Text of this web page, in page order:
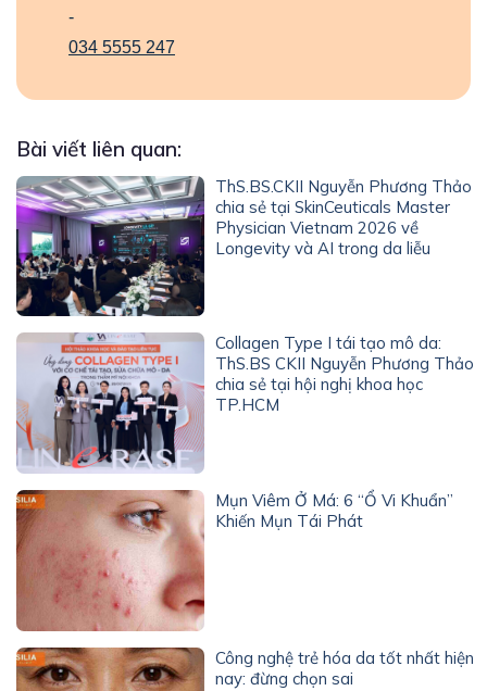
-
034 5555 247
Bài viết liên quan:
ThS.BS.CKII Nguyễn Phương Thảo
chia sẻ tại SkinCeuticals Master
Physician Vietnam 2026 về
Longevity và AI trong da liễu
Collagen Type I tái tạo mô da:
ThS.BS CKII Nguyễn Phương Thảo
chia sẻ tại hội nghị khoa học
TP.HCM
Mụn Viêm Ở Má: 6 “Ổ Vi Khuẩn”
Khiến Mụn Tái Phát
Công nghệ trẻ hóa da tốt nhất hiện
nay: đừng chọn sai